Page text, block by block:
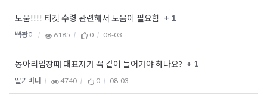
도움!!!! 티켓 수령 관련해서 도움이 필요함 + 1
빡광이 6185 0 08-03
동아리입장때 대표자가 꼭 같이 들어가야 하나요? + 1
딸기버터 4740 0 08-03